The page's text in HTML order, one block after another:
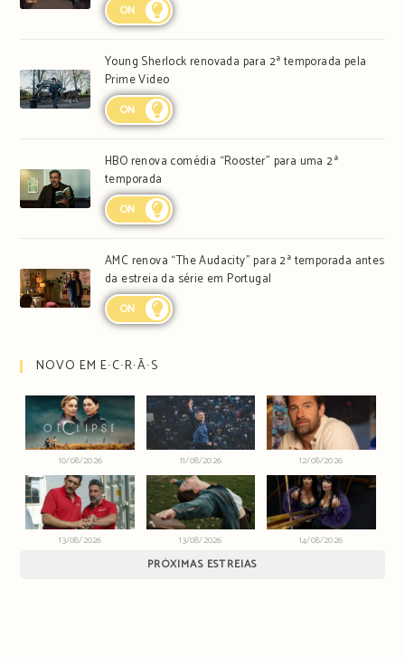
ON
Young Sherlock renovada para 2ª temporada pela
Prime Video
ON
HBO renova comédia “Rooster” para uma 2ª
temporada
ON
AMC renova “The Audacity” para 2ª temporada antes
da estreia da série em Portugal
ON
NOVO EM E∙C∙R∙Ã∙S
10/08/2026 11/08/2026 12/08/2026
13/08/2026 13/08/2026 14/08/2026
PRÓXIMAS ESTREIAS